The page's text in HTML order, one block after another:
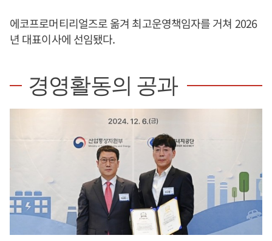
에코프로머티리얼즈로 옮겨 최고운영책임자를 거쳐 2026
년 대표이사에 선임됐다.
경영활동의 공과